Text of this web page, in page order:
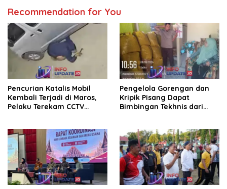
Recommendation for You
Pencurian Katalis Mobil
Kembali Terjadi di Maros,
Pelaku Terekam CCTV
Pengelola Gorengan dan
Kripik Pisang Dapat
Bimbingan Tekhnis dari